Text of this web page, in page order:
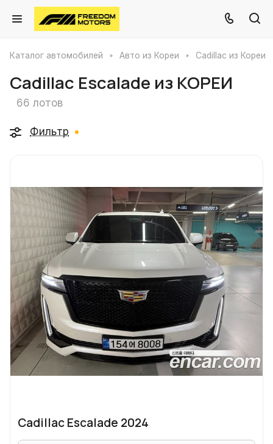
Каталог автомобилей Авто из Кореи Cadillac из Кореи
Cadillac Escalade из КОРЕИ
66 лотов
Фильтр
Cadillac Escalade 2024